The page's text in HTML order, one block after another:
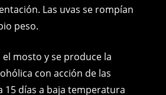
Las uvas se rompían
peso.
el mosto y se produce la
con acción de las
15 días a baja temperatura